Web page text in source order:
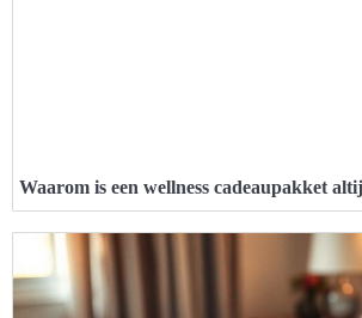
Waarom is een wellness cadeaupakket